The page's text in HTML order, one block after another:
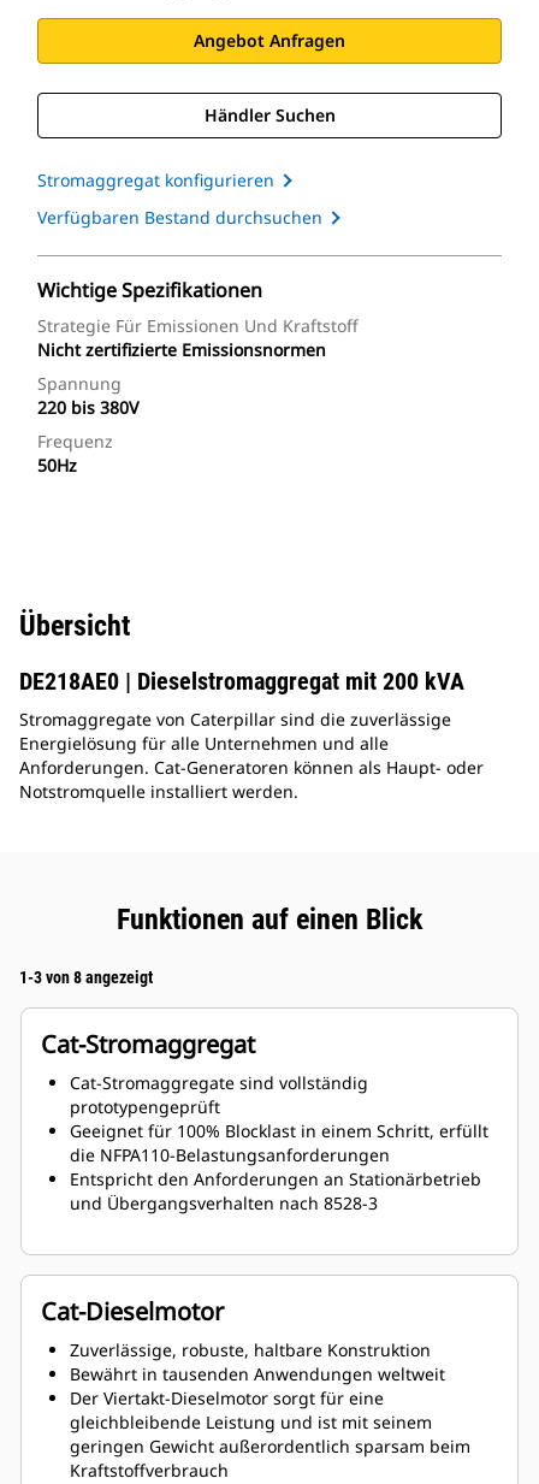
Angebot Anfragen
Händler Suchen
Stromaggregat konfigurieren
Verfügbaren Bestand durchsuchen
Wichtige Spezifikationen
Strategie Für Emissionen Und Kraftstoff
Nicht zertifizierte Emissionsnormen
Spannung
220 bis 380V
Frequenz
50Hz
Übersicht
DE218AE0 | Dieselstromaggregat mit 200 kVA
Stromaggregate von Caterpillar sind die zuverlässige
Energielösung für alle Unternehmen und alle
Anforderungen. Cat-Generatoren können als Haupt- oder
Notstromquelle installiert werden.
Funktionen auf einen Blick
1-3 von 8 angezeigt
Cat-Stromaggregat
Cat-Stromaggregate sind vollständig
prototypengeprüft
Geeignet für 100% Blocklast in einem Schritt, erfüllt
die NFPA110-Belastungsanforderungen
Entspricht den Anforderungen an Stationärbetrieb
und Übergangsverhalten nach 8528-3
Cat-Dieselmotor
Zuverlässige, robuste, haltbare Konstruktion
Bewährt in tausenden Anwendungen weltweit
Der Viertakt-Dieselmotor sorgt für eine
gleichbleibende Leistung und ist mit seinem
geringen Gewicht außerordentlich sparsam beim
Kraftstoffverbrauch